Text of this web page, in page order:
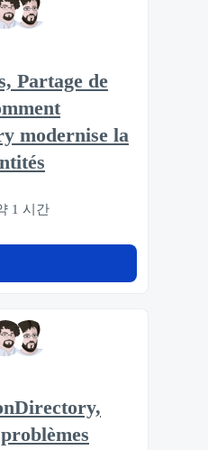
Partage de
modernise la
1 시간